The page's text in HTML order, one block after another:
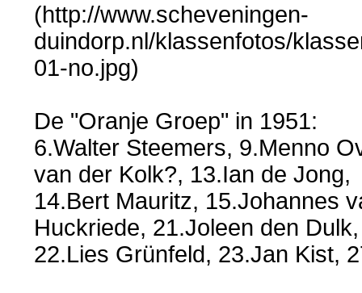
(http://www.scheveningen-
duindorp.nl/klassenfotos/
01-no.jpg)
De "Oranje Groep" in 1951:
6.Walter Steemers, 9.Menno
van der Kolk?, 13.Ian de Jong,
14.Bert Mauritz, 15.Johannes
Huckriede, 21.Joleen den Dulk,
22.Lies Grünfeld, 23.Jan Kist,